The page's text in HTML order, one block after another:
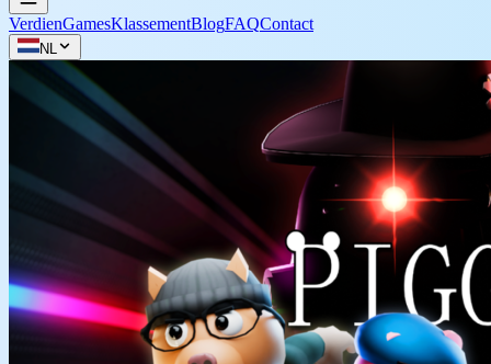
VerdienGamesKlassementBlogFAQContact
NL